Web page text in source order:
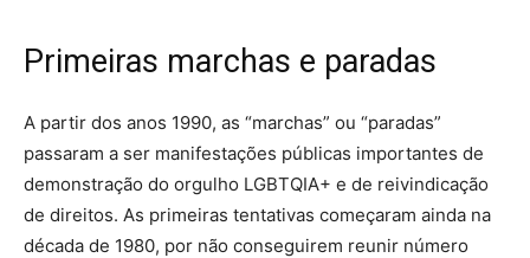
Primeiras marchas e paradas
A partir dos anos 1990, as “marchas” ou “paradas”
passaram a ser manifestações públicas importantes de
demonstração do orgulho LGBTQIA+ e de reivindicação
de direitos. As primeiras tentativas começaram ainda na
década de 1980, por não conseguirem reunir número